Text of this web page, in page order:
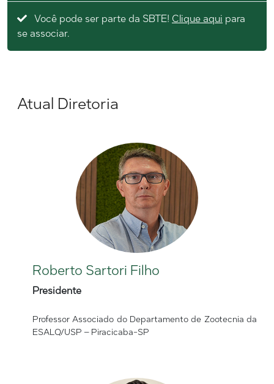
Você pode ser parte da SBTE! Clique aqui para
se associar.
Atual Diretoria
Roberto Sartori Filho
Presidente
Professor Associado do Departamento de Zootecnia da
ESALQ/USP – Piracicaba-SP